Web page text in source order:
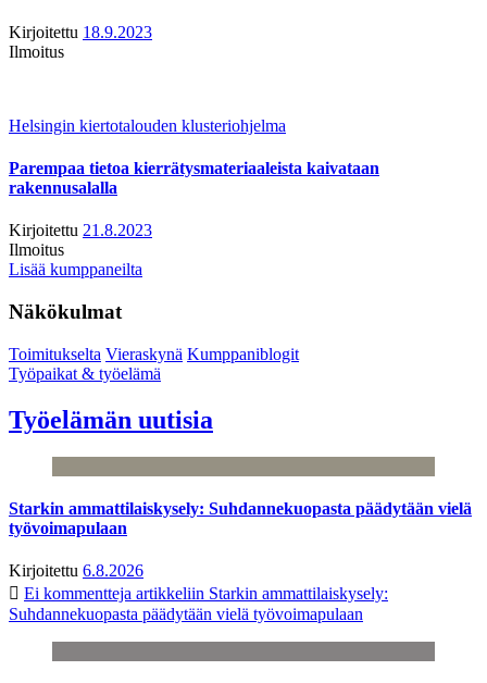
Kirjoitettu 18.9.2023
Ilmoitus
Helsingin kiertotalouden klusteriohjelma
Parempaa tietoa kierrätysmateriaaleista kaivataan
rakennusalalla
Kirjoitettu 21.8.2023
Ilmoitus
Lisää kumppaneilta
Näkökulmat
Toimitukselta Vieraskynä Kumppaniblogit
Työpaikat & työelämä
Työelämän uutisia
Starkin ammattilaiskysely: Suhdannekuopasta päädytään vielä
työvoimapulaan
Kirjoitettu 6.8.2026
Ei kommentteja artikkeliin Starkin ammattilaiskysely:
Suhdannekuopasta päädytään vielä työvoimapulaan